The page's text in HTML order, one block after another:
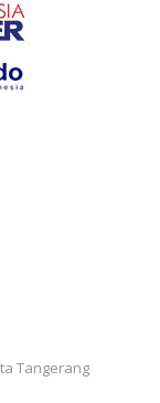
Tangerang